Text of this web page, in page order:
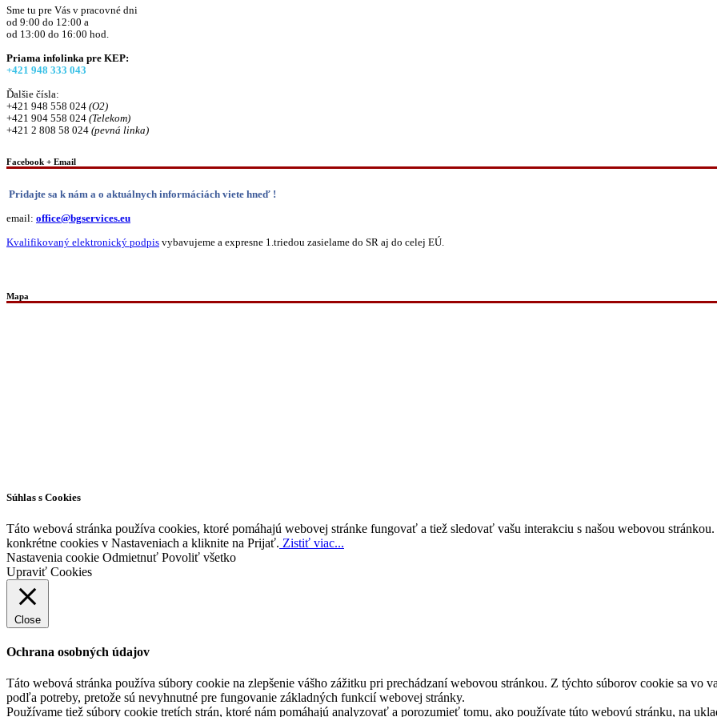
Sme tu pre Vás v pracovné dni
od 9:00 do 12:00 a
od 13:00 do 16:00 hod.
Priama infolinka pre KEP:
+421 948 333 043
Ďalšie čísla:
+421 948 558 024 (O2)
+421 904 558 024 (Telekom)
+421 2 808 58 024 (pevná linka)
Facebook + Email
Pridajte sa k nám a o aktuálnych informáciách viete hneď !
email: office@bgservices.eu
Kvalifikovaný elektronický podpis vybavujeme a expresne 1.triedou zasielame do SR aj do celej EÚ.
Mapa
Súhlas s Cookies
Táto webová stránka používa cookies, ktoré pomáhajú webovej stránke fungovať a tiež sledovať vašu interakciu s našou webovou
konkrétne cookies v Nastaveniach a kliknite na Prijať. Zistiť viac...
Nastavenia cookie Odmietnuť Povoliť všetko
Upraviť Cookies
Close
Ochrana osobných údajov
Táto webová stránka používa súbory cookie na zlepšenie vášho zážitku pri prechádzaní webovou stránkou. Z týchto súborov cookie sa vo
podľa potreby, pretože sú nevyhnutné pre fungovanie základných funkcií webovej stránky.
Používame tiež súbory cookie tretích strán, ktoré nám pomáhajú analyzovať a porozumieť tomu, ako používate túto webovú stránku, na